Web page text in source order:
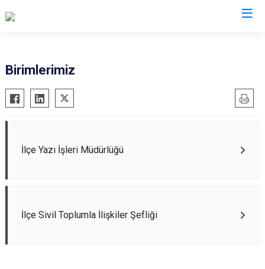
Kelkit
Köse
Birimlerimiz
İlçe Yazı İşleri Müdürlüğü
İlçe Sivil Toplumla İlişkiler Şefliği